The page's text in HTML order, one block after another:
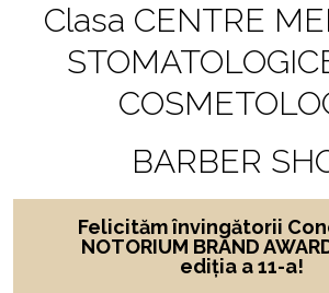
Clasa CENTRE
BARBER
Felicităm învingătorii
NOTORIUM BRAND
ediția a 11-a!